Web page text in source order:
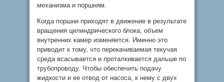
механизма и поршням.
Когда поршни приходят в движение в результате
вращения цилиндрического блока, объем
внутренних камер изменяется. Именно это
приводит к тому, что перекачиваемая текучая
среда всасывается и проталкивается дальше по
трубопроводу. Чтобы обеспечить подачу
жидкости и ее отвод от насоса, к нему с двух